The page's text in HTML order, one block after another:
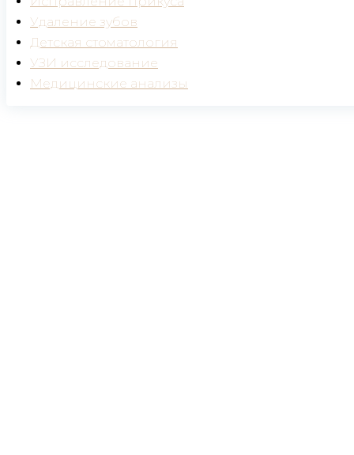
Удаление зубов
Детская стоматология
УЗИ исследование
Медицинские анализы